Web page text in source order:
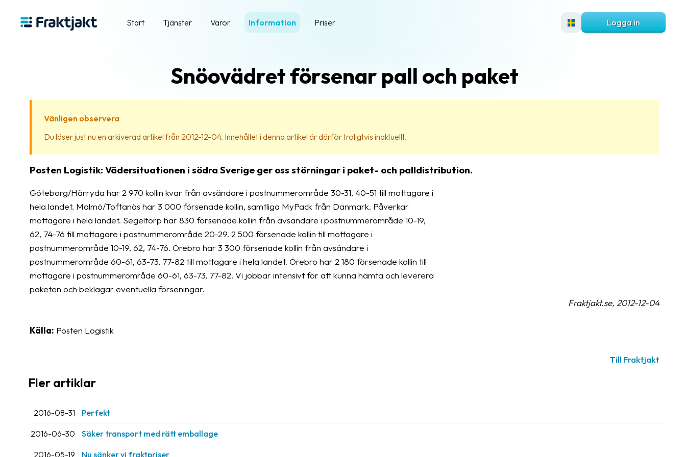
Start Tjänster Varor Information Priser Logga in
Snöovädret försenar pall och paket
Vänligen observera
Du läser just nu en arkiverad artikel från 2012-12-04. Innehållet i denna artikel är därför troligtvis inaktuellt.
Posten Logistik: Vädersituationen i södra Sverige ger oss störningar i paket- och palldistribution.
Göteborg/Härryda har 2 970 kollin kvar från avsändare i postnummerområde 30-31, 40-51 till mottagare i
hela landet. Malmö/Toftanäs har 3 000 försenade kollin, samtliga MyPack från Danmark. Påverkar
mottagare i hela landet. Segeltorp har 830 försenade kollin från avsändare i postnummerområde 10-19,
62, 74-76 till mottagare i postnummerområde 20-29. 2 500 försenade kollin till mottagare i
postnummerområde 10-19, 62, 74-76. Örebro har 3 300 försenade kollin från avsändare i
postnummerområde 60-61, 63-73, 77-82 till mottagare i hela landet. Örebro har 2 180 försenade kollin till
mottagare i postnummerområde 60-61, 63-73, 77-82. Vi jobbar intensivt för att kunna hämta och leverera
paketen och beklagar eventuella förseningar.
Fraktjakt.se, 2012-12-04
Källa: Posten Logistik
Till Fraktjakt
Fler artiklar
2016-08-31 Perfekt
2016-06-30 Säker transport med rätt emballage
2016-05-19 Nu sänker vi fraktpriser